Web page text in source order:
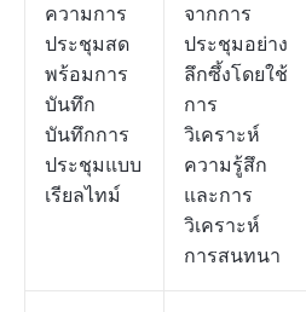
ความการ
ประชุมสด
พร้อมการ
บันทึก
บันทึกการ
ประชุมแบบ
เรียลไทม์
จากการ
ประชุมอย่าง
ลึกซึ้งโดยใช้
การ
วิเคราะห์
ความรู้สึก
และการ
วิเคราะห์
การสนทนา